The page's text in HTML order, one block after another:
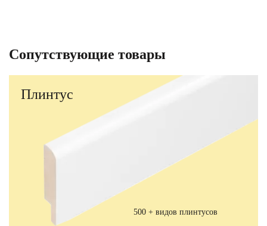
Сопутствующие товары
Плинтус
500 + видов плинтусов